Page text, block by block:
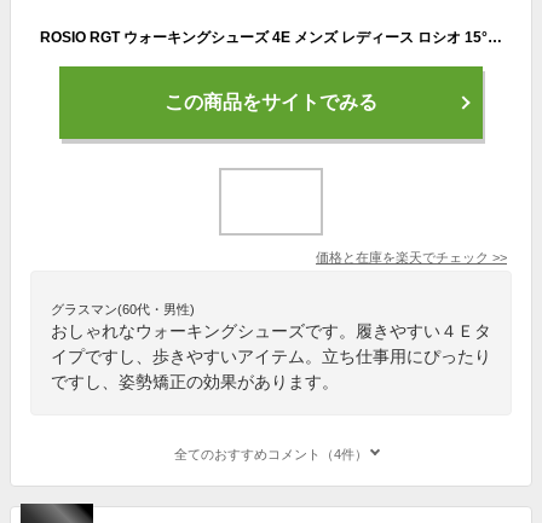
ROSIO RGT ウォーキングシューズ 4E メンズ レディース ロシオ 15°かかと ダイエット 姿勢矯正 健康 スポーツ医学 人間工学 ホワイト ブラック シェイプアップ マスクプレゼント 実用的 父の日 母の日 敬老の日 などのプレゼントにも 送料無料
この商品をサイトでみる
価格と在庫を楽天でチェック >>
グラスマン(60代・男性)
おしゃれなウォーキングシューズです。履きやすい４Ｅタ
イプですし、歩きやすいアイテム。立ち仕事用にぴったり
ですし、姿勢矯正の効果があります。
全てのおすすめコメント（4件）